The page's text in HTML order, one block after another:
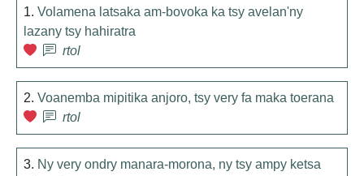
1. Volamena latsaka am-bovoka ka tsy avelan'ny
lazany tsy hahiratra
rtol
2. Voanemba mipitika anjoro, tsy very fa maka toerana
rtol
3. Ny very ondry manara-morona, ny tsy ampy ketsa